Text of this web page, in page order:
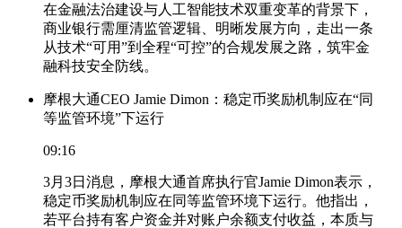
在金融法治建设与人工智能技术双重变革的背景下，
商业银行需厘清监管逻辑、明晰发展方向，走出一条
从技术“可用”到全程“可控”的合规发展之路，筑牢金
融科技安全防线。
摩根大通CEO Jamie Dimon：稳定币奖励机制应在“同
等监管环境”下运行
09:16
3月3日消息，摩根大通首席执行官Jamie Dimon表示，
稳定币奖励机制应在同等监管环境下运行。他指出，
若平台持有客户资金并对账户余额支付收益，本质与